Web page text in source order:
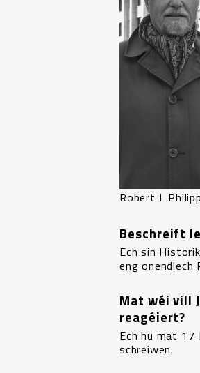
Robert L
Beschreift
Ech sin
eng onendlech
Mat wéi vill
reagéiert?
Ech hu mat
schreiwen.